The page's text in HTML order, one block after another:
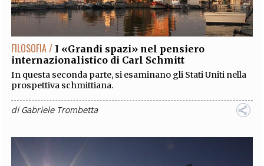
FILOSOFIA / I «Grandi spazi» nel pensiero
internazionalistico di Carl Schmitt
In questa seconda parte, si esaminano gli Stati Uniti nella
prospettiva schmittiana.
diGabriele Trombetta